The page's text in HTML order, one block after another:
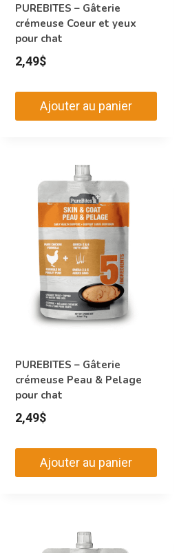
PUREBITES – Gâterie
crémeuse Coeur et yeux
pour chat
2,49$
Ajouter au panier
PUREBITES – Gâterie
crémeuse Peau & Pelage
pour chat
2,49$
Ajouter au panier